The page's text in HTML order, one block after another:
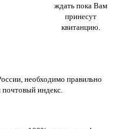
ждать пока Вам
принесут
квитанцию.
необходимо правильно
индекс.